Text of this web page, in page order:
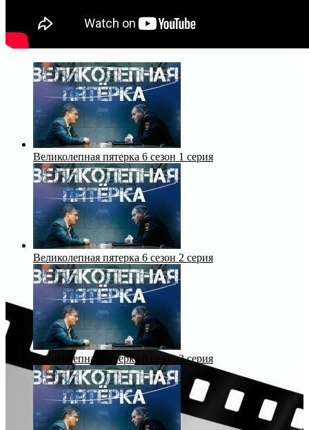
Великолепная пятерка 6 сезон 1 серия
Великолепная пятерка 6 сезон 2 серия
Великолепная пятерка 6 сезон 3 серия